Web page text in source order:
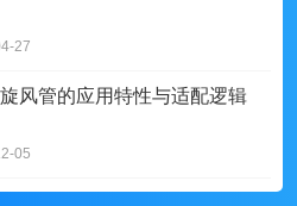
27
风管的应用特性与适配逻辑
05